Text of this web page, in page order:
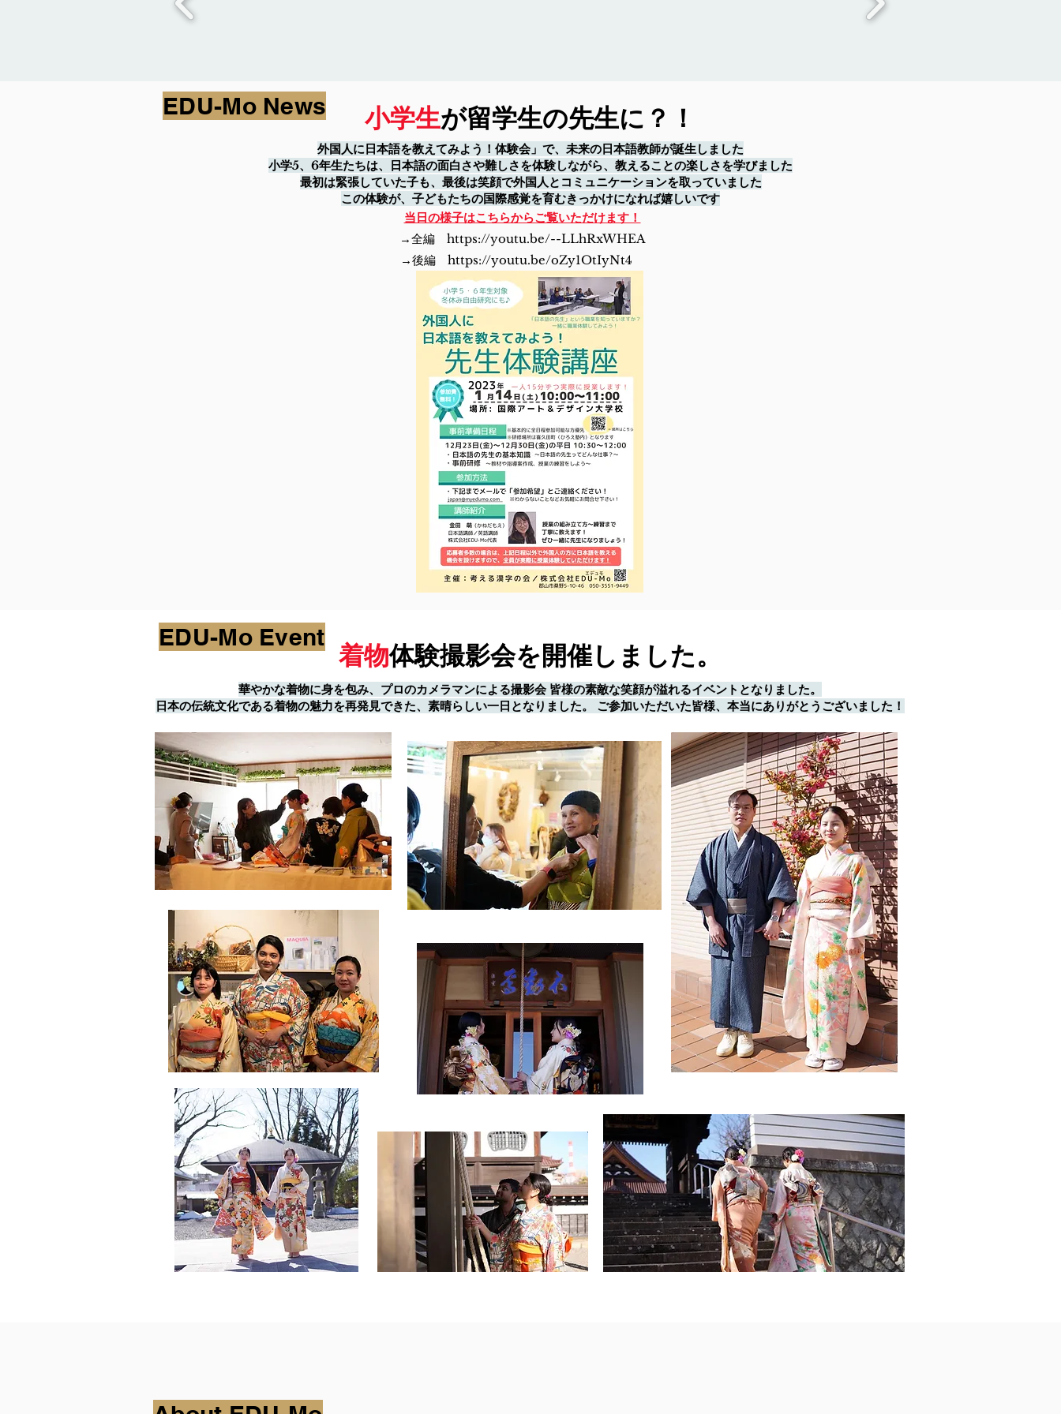
外国人に日本語を教えてみよう！体験会」で、未来の日本語教師が誕生しました‍
小学5、6年生たちは、日本語の面白さや難しさを体験しながら、教えることの楽しさを学びました
最初は緊張していた子も、最後は笑顔で外国人とコミュニケーションを取っていました
この体験が、子どもたちの国際感覚を育むきっかけになれば嬉しいです️
EDU-Mo News 小学生が留学生の先生に？！
当日の様子はこちらからご覧いただけます！
→全編 https://youtu.be/--LLhRxWHEA
​→後編 https://youtu.be/oZy1OtIyNt4
​着物体験撮影会を開催しました。
華やかな着物に身を包み、プロのカメラマンによる撮影会 皆様の素敵な笑顔が溢れるイベントとなりました。
日本の伝統文化である着物の魅力を再発見できた、素晴らしい一日となりました。 ご参加いただいた皆様、本当にありがとうございました！
EDU-Mo Event